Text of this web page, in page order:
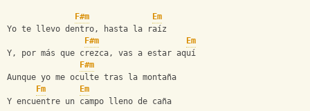
F#m
Em
Yo te llevo dentro, hasta la raíz
F#m
Em
Y, por más que crezca, vas a estar aquí
F#m
Aunque yo me oculte tras la montaña
Fm
Em
Y encuentre un campo lleno de caña